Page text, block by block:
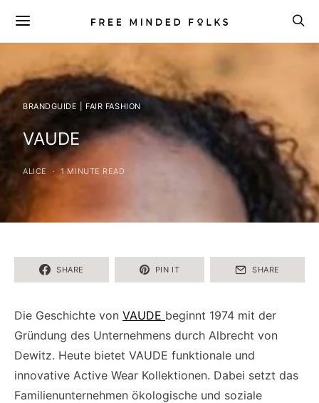
BRANDGUIDE | FAIR FASHION
VAUDE
ALICE 1 MINUTE READ
SHARE PIN IT SHARE
Die Geschichte von VAUDE beginnt 1974 mit der
Gründung des Unternehmens durch Albrecht von
Dewitz. Heute bietet VAUDE funktionale und
innovative Active Wear Kollektionen. Dabei setzt das
Familienunternehmen ökologische und soziale